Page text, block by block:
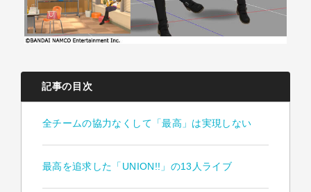
記事の目次
全チームの協力なくして「最高」は実現しない
最高を追求した「UNION!!」の13人ライブ